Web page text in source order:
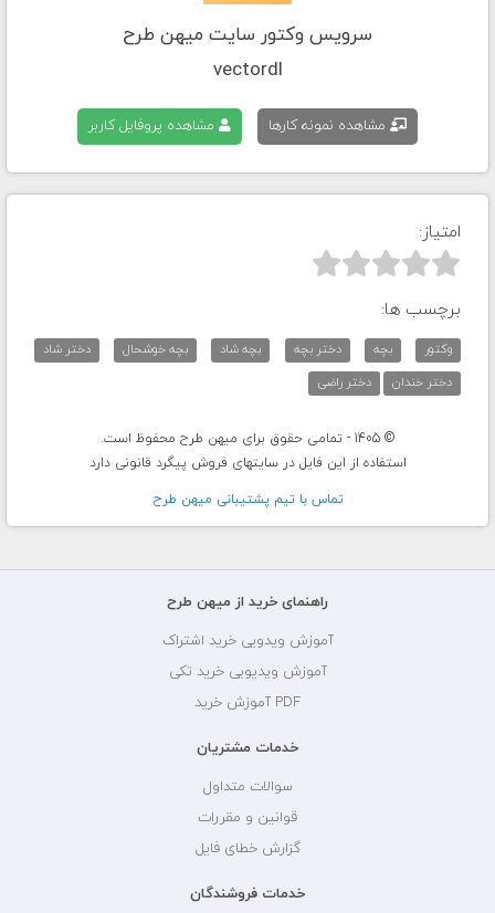
سرویس وکتور سایت میهن طرح
vectordl
مشاهده نمونه کارها مشاهده پروفایل کاربر
امتیاز:



برچسب ها:
وکتور بچه دختر بچه بچه شاد بچه خوشحال
دختر شاد
دختر خندان
دختر راضی
© 1405 - تمامی حقوق برای میهن طرح محفوظ است.
استفاده از این فایل در سایتهای فروش پیگرد قانونی دارد
تماس با تيم پشتيبانی ميهن طرح
راهنمای خرید از میهن طرح
آموزش ویدویی خرید اشتراک
آموزش ویدیویی خرید تکی
PDF آموزش خرید
خدمات مشتریان
سوالات متداول
قوانین و مقررات
گزارش خطای فایل
خدمات فروشندگان